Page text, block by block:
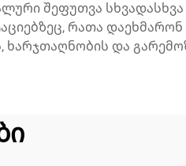
შეფუთვა სხვადასხვა
რათა
ხარჯთაღნობის და